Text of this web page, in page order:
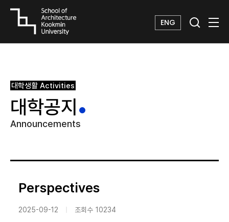
ENG
대학생활 Activities
대학공지
Announcements
Perspectives
2025-09-12 조회수 10234